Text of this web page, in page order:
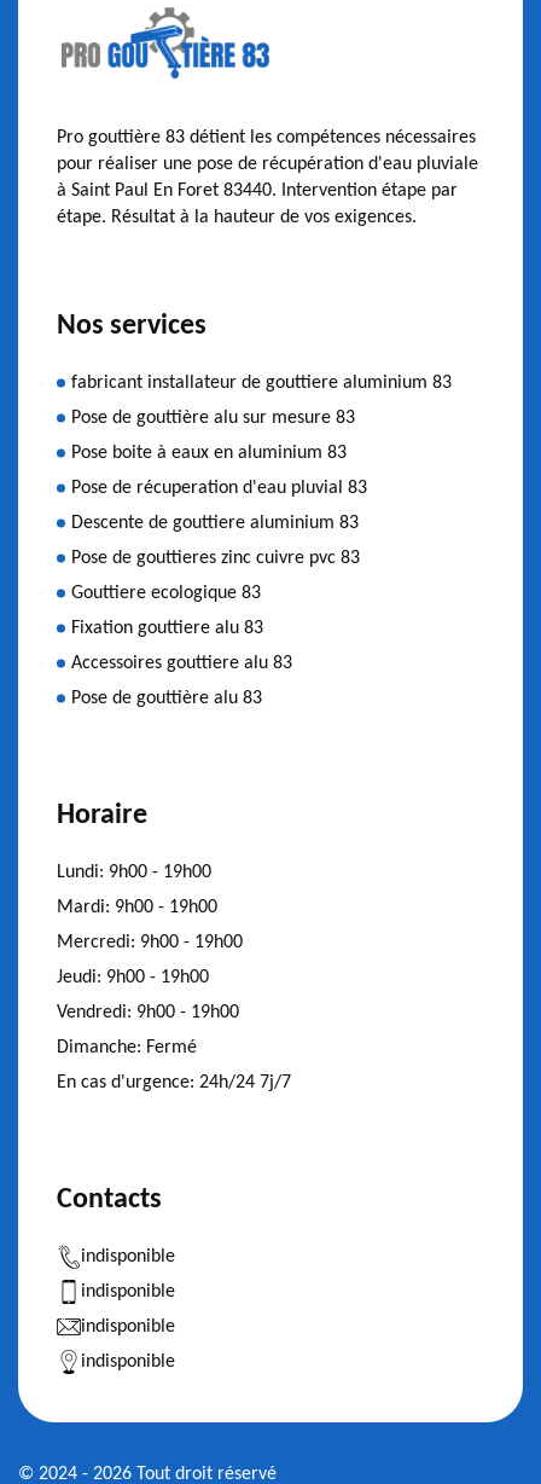
Pro gouttière 83 détient les compétences nécessaires
pour réaliser une pose de récupération d'eau pluviale
à Saint Paul En Foret 83440. Intervention étape par
étape. Résultat à la hauteur de vos exigences.
Nos services
fabricant installateur de gouttiere aluminium 83
Pose de gouttière alu sur mesure 83
Pose boite à eaux en aluminium 83
Pose de récuperation d'eau pluvial 83
Descente de gouttiere aluminium 83
Pose de gouttieres zinc cuivre pvc 83
Gouttiere ecologique 83
Fixation gouttiere alu 83
Accessoires gouttiere alu 83
Pose de gouttière alu 83
Horaire
Lundi: 9h00 - 19h00
Mardi: 9h00 - 19h00
Mercredi: 9h00 - 19h00
Jeudi: 9h00 - 19h00
Vendredi: 9h00 - 19h00
Dimanche: Fermé
En cas d'urgence: 24h/24 7j/7
Contacts
indisponible
indisponible
indisponible
indisponible
© 2024 - 2026 Tout droit réservé